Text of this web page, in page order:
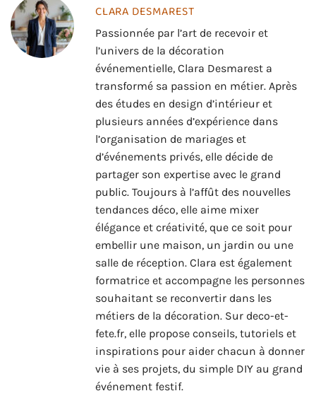
CLARA DESMAREST
Passionnée par l’art de recevoir et
l’univers de la décoration
événementielle, Clara Desmarest a
transformé sa passion en métier. Après
des études en design d’intérieur et
plusieurs années d’expérience dans
l’organisation de mariages et
d’événements privés, elle décide de
partager son expertise avec le grand
public. Toujours à l’affût des nouvelles
tendances déco, elle aime mixer
élégance et créativité, que ce soit pour
embellir une maison, un jardin ou une
salle de réception. Clara est également
formatrice et accompagne les personnes
souhaitant se reconvertir dans les
métiers de la décoration. Sur deco-et-
fete.fr, elle propose conseils, tutoriels et
inspirations pour aider chacun à donner
vie à ses projets, du simple DIY au grand
événement festif.